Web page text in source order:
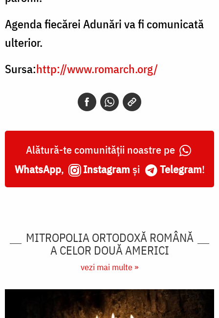
Agenda fiecărei Adunări va fi comunicată
ulterior.
Sursa:http://www.romarch.org/
Alătură-te comunității noastre pe
WhatsApp, Instagram și Telegram!
MITROPOLIA ORTODOXĂ ROMÂNĂ
A CELOR DOUĂ AMERICI
vezi mai multe »